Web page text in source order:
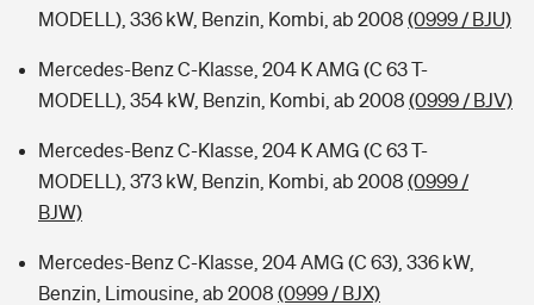
MODELL), 336 kW, Benzin, Kombi, ab 2008 (0999 / BJU)
Mercedes-Benz C-Klasse, 204 K AMG (C 63 T-
MODELL), 354 kW, Benzin, Kombi, ab 2008 (0999 / BJV)
Mercedes-Benz C-Klasse, 204 K AMG (C 63 T-
MODELL), 373 kW, Benzin, Kombi, ab 2008 (0999 /
BJW)
Mercedes-Benz C-Klasse, 204 AMG (C 63), 336 kW,
Benzin, Limousine, ab 2008 (0999 / BJX)